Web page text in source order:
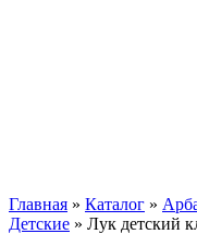
Главная » Каталог »
Детские » Лук детский